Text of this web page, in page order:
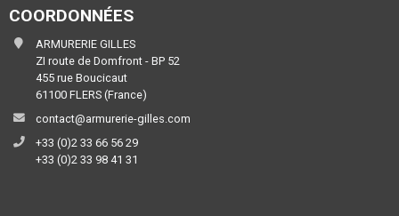
COORDONNÉES
ARMURERIE GILLES
ZI route de Domfront - BP 52
455 rue Boucicaut
61100 FLERS (France)
contact@armurerie-gilles.com
+33 (0)2 33 66 56 29
+33 (0)2 33 98 41 31